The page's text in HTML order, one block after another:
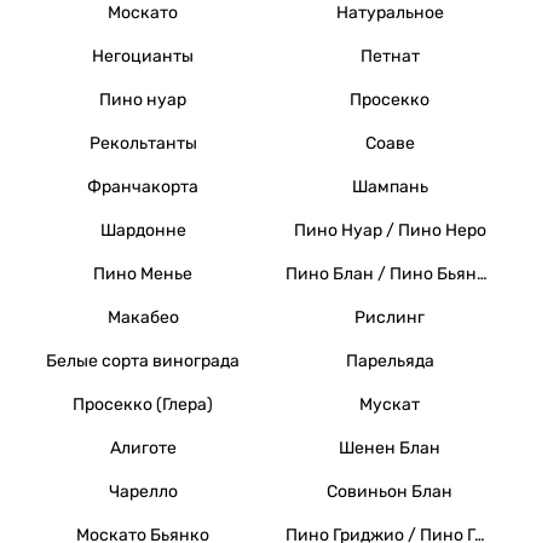
Москато Натуральное
Негоцианты Петнат
Пино нуар Просекко
Рекольтанты Соаве
Франчакорта Шампань
Шардонне Пино Нуар / Пино Неро
Пино Менье Пино Блан / Пино Бьянко / Вайссер Бургундер
Макабео Рислинг
Белые сорта винограда Парельяда
Просекко (Глера) Мускат
Алиготе Шенен Блан
Чарелло Совиньон Блан
Москато Бьянко Пино Гриджио / Пино Гри